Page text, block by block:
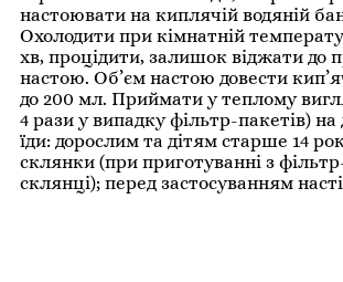
настоювати на киплячій водяній
Охолодити при кімнатній
хв, процідити, залишок віджати до
настою. Об’єм настою довести
до 200 мл. Приймати у теплому
4 рази у випадку фільтр-пакетів) на
їди: дорослим та дітям старше 14
склянки (при приготуванні з
склянці); перед застосуванням